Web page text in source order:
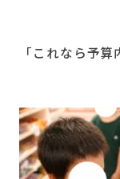
「これなら予算